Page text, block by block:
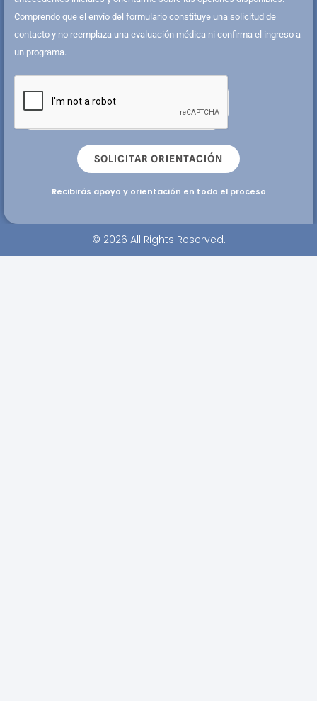
Comprendo que el envío del formulario constituye una solicitud de
contacto y no reemplaza una evaluación médica ni confirma el ingreso a
un programa.
SOLICITAR ORIENTACIÓN
Recibirás apoyo y orientación en todo el proceso
© 2026 All Rights Reserved.